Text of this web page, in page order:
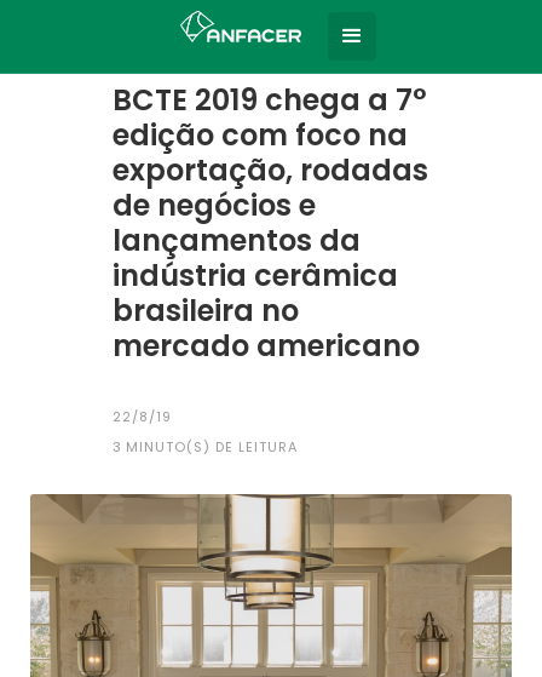
Todas as notícias
BCTE 2019 chega a 7°
edição com foco na
exportação, rodadas
de negócios e
lançamentos da
indústria cerâmica
brasileira no
mercado americano
22/8/19
3 MINUTO(S) DE LEITURA